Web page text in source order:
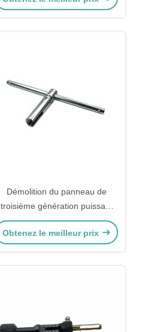
Démolition du panneau de
troisième génération puissant
dispositif de verrouillage
universel de torsion outil de
Obtenez le meilleur prix